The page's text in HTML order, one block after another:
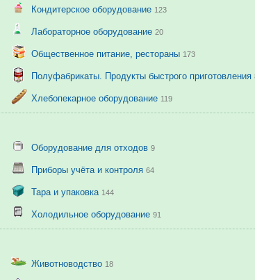
Кондитерское оборудование 123
Лабораторное оборудование 20
Общественное питание, рестораны 173
Полуфабрикаты. Продукты быстрого приготовления
Хлебопекарное оборудование 119
Оборудование для отходов 9
Приборы учёта и контроля 64
Тара и упаковка 144
Холодильное оборудование 91
Животноводство 18